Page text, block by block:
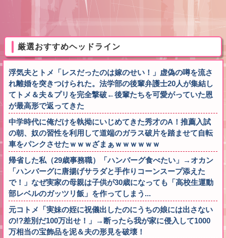
厳選おすすめヘッドライン
浮気夫とトメ「レスだったのは嫁のせい！」虚偽の噂を流さ
れ離婚を突きつけられた。法学部の後輩弁護士20人が集結し
てトメ＆夫＆プリを完全撃破←後輩たちを可愛がっていた恩
が最高形で返ってきた
中学時代に俺だけを執拗にいじめてきた秀才のA！推薦入試
の朝、奴の習性を利用して道端のガラス破片を踏ませて自転
車をパンクさせたｗｗｗざまぁｗｗｗｗｗｗ
帰省した私（29歳事務職）「ハンバーグ食べたい」→オカン
「ハンバーグに唐揚げサラダと手作りコーンスープ添えた
で！」なぜ実家の母親は子供が30歳になっても「高校生運動
部レベルのガッツリ飯」を作ってしまう...
元コトメ「実妹の姪に祝儀出したのにうちの娘には出さない
の!?差別だ100万出せ！」→断ったら我が家に侵入して1000
万相当の宝飾品を泥＆夫の形見を破壊！